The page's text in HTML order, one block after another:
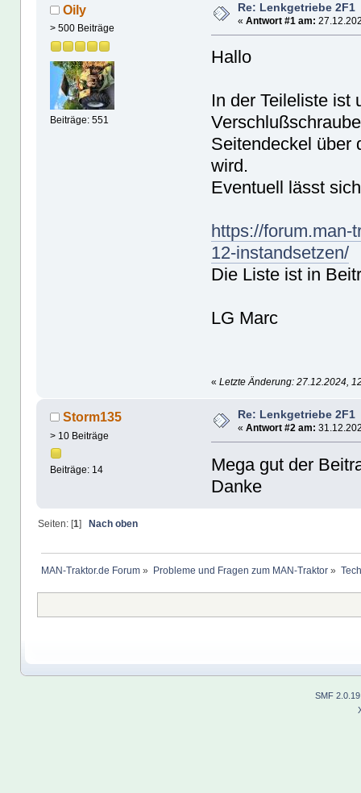
Oily
> 500 Beiträge
Beiträge: 551
Re: Lenkgetriebe 2F1
« Antwort #1 am:
Hallo
In der Teileliste ist
Seitendeckel über
wird.
Eventuell lässt
https://forum.man-
12-instandsetzen/
Die Liste ist in
LG Marc
«Letzte Änderung: 27.12.2024,
Storm135
> 10 Beiträge
Beiträge: 14
Re: Lenkgetriebe 2F1
« Antwort #2 am:
Mega gut der
Danke
Seiten: [1] Nach oben
MAN-Traktor.de Forum » Probleme und Fragen zum MAN-Traktor »
SMF 2.0.19